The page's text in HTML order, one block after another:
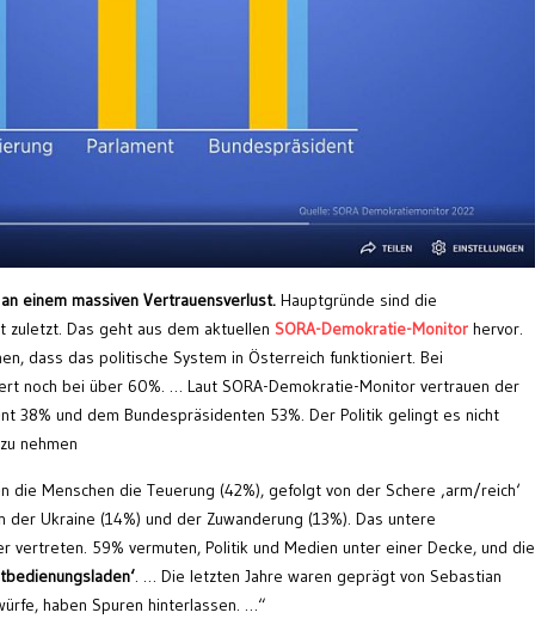
einem massiven Vertrauensverlust. Hauptgründe sind die
zuletzt. Das geht aus dem aktuellen SORA-Demokratie-Monitor hervor.
dass das politische System in Österreich funktioniert. Bei
noch bei über 60%. … Laut SORA-Demokratie-Monitor vertrauen der
38% und dem Bundespräsidenten 53%. Der Politik gelingt es nicht
nehmen
Menschen die Teuerung (42%), gefolgt von der Schere ‚arm/reich‘
der Ukraine (14%) und der Zuwanderung (13%). Das untere
vertreten. 59% vermuten, Politik und Medien unter einer Decke, und die
. … Die letzten Jahre waren geprägt von Sebastian
haben Spuren hinterlassen. …“